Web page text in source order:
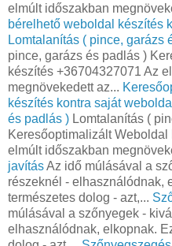
elmúlt időszakban
bérelhető weboldal készítés
Lomtalanítás ( pince, garázs
pince, garázs és padlás )
készítés +36704327071 Az
megnövekedett az...
készítés kontra saját
és padlás ) Lomtalanítás (
Keresőoptimalizált
elmúlt időszakban
javításAz idő múlásával a
részeknél - elhasználódnak,
természetes dolog - azt,...
múlásával a szőnyegek -
elhasználódnak, elkopnak.